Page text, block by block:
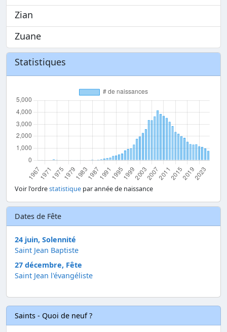
Zian
Zuane
Statistiques
Voir l'ordrestatistique par année de naissance
Dates de Fête
24 juin, Solennité
Saint Jean Baptiste
27 décembre, Fête
Saint Jean l'évangéliste
Saints - Quoi de neuf ?